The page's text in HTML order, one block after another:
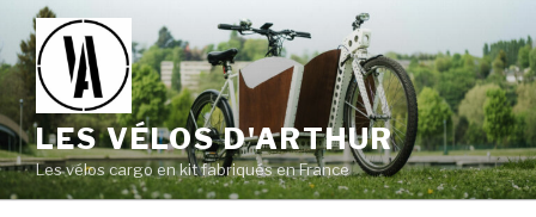
Aller
contenu
principal
LES VÉLOS D'ARTHUR
Les vélos cargo en kit fabriqués en France